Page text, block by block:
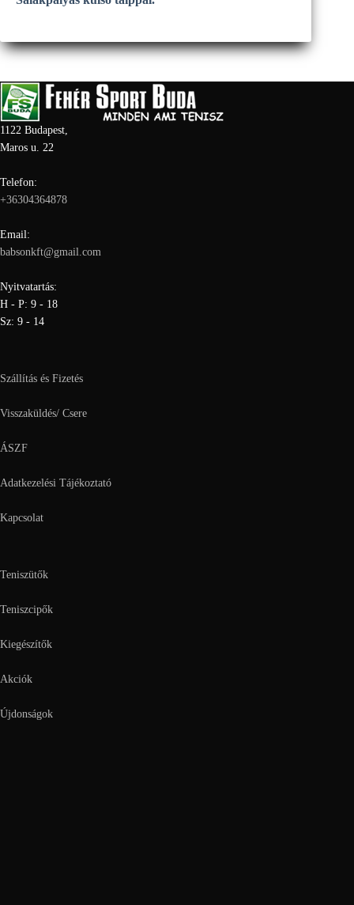
1122 Budapest,
Maros u. 22
Telefon:
+36304364878
Email:
babsonkft@gmail.com
Nyitvatartás:
H - P: 9 - 18
Sz: 9 - 14
Szállítás és Fizetés
Visszaküldés/ Csere
ÁSZF
Adatkezelési Tájékoztató
Kapcsolat
Teniszütők
Teniszcipők
Kiegészítők
Akciók
Újdonságok